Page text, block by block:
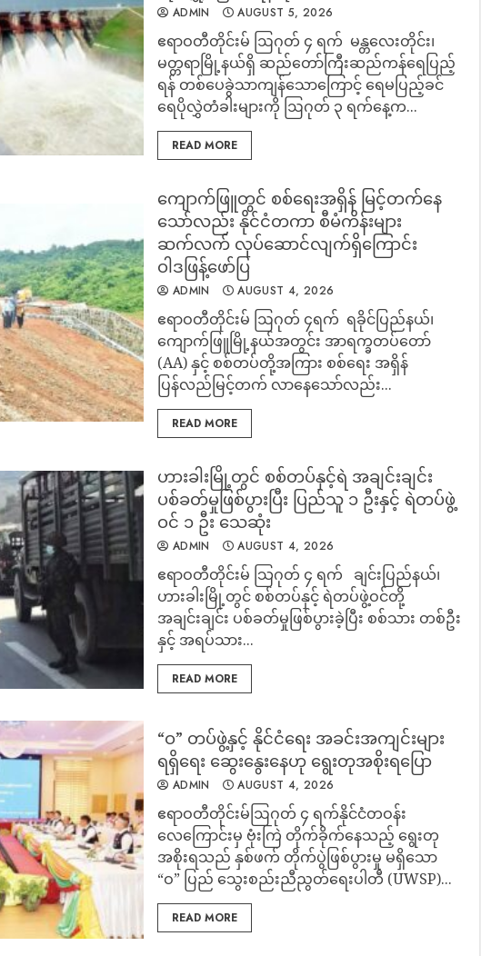
ADMIN AUGUST 5, 2026
ဧရာဝတီတိုင်းမ် ‎ဩဂုတ် ၄ ရက် ‎ မန္တလေးတိုင်း၊
မတ္တရာမြို့နယ်ရှိ ဆည်တော်ကြီးဆည်ကန်ရေပြည့်
ရန် တစ်ပေခွဲသာကျန်သောကြောင့် ရေမပြည့်ခင်
ရေပိုလွှဲတံခါးများကို ဩဂုတ် ၃ ရက်နေ့က...
READ MORE
ကျောက်ဖြူတွင် စစ်ရေးအရှိန် မြင့်တက်နေ
သော်လည်း နိုင်ငံတကာ စီမံကိန်းများ
ဆက်လက် လုပ်ဆောင်လျက်ရှိကြောင်း
ဝါဒဖြန့်ဖော်ပြ
ADMIN AUGUST 4, 2026
ဧရာဝတီတိုင်းမ် ‎ဩဂုတ် ၄ရက် ‎ ရခိုင်ပြည်နယ်၊
ကျောက်ဖြူမြို့နယ်အတွင်း အာရက္ခတပ်တော်
(AA) နှင့် စစ်တပ်တို့အကြား စစ်ရေး အရှိန်
ပြန်လည်မြင့်တက် လာနေသော်လည်း...
READ MORE
ဟားခါးမြို့တွင် စစ်တပ်နှင့်ရဲ အချင်းချင်း
ပစ်ခတ်မှုဖြစ်ပွားပြီး ပြည်သူ ၁ ဦးနှင့် ရဲတပ်ဖွဲ့
ဝင် ၁ ဦး သေဆုံး
ADMIN AUGUST 4, 2026
ဧရာဝတီတိုင်းမ် သြဂုတ် ၄ ရက် ချင်းပြည်နယ်၊
ဟားခါးမြို့တွင် စစ်တပ်နှင့် ရဲတပ်ဖွဲ့ဝင်တို့
အချင်းချင်း ပစ်ခတ်မှုဖြစ်ပွားခဲ့ပြီး စစ်သား တစ်ဦး
နှင့် အရပ်သား...
READ MORE
“ဝ” တပ်ဖွဲ့နှင့် နိုင်ငံရေး အခင်းအကျင်းများ
ရရှိရေး ဆွေးနွေးနေဟု ရွေးတုအစိုးရပြော
ADMIN AUGUST 4, 2026
ဧရာဝတီတိုင်းမ်ဩဂုတ် ၄ ရက်နိုင်ငံတဝန်း
လေကြောင်းမှ ဗုံးကြဲ တိုက်ခိုက်နေသည့် ရွေးတု
အစိုးရသည် နှစ်ဖက် တိုက်ပွဲဖြစ်ပွားမှု မရှိသော
“ဝ” ပြည် သွေးစည်းညီညွတ်ရေးပါတီ (UWSP)...
READ MORE